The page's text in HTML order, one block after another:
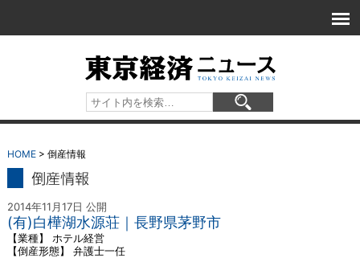
HOME> 倒産情報
倒産情報
2014年11月17日 公開
(有)白樺湖水源荘｜長野県茅野市
【業種】 ホテル経営
【倒産形態】 弁護士一任